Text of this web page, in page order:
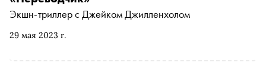
29 мая 2023 г.
Экшн-триллер с Джейком Джилленхолом